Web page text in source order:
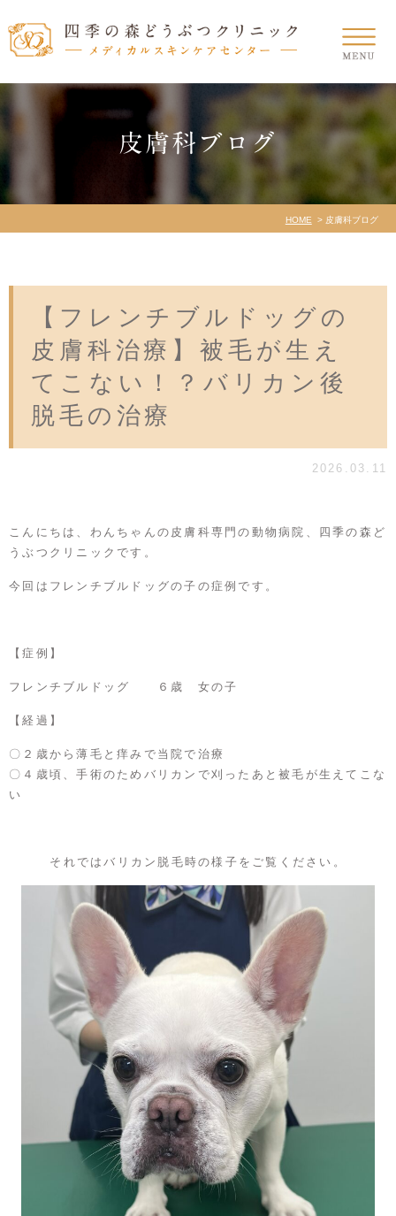
皮膚科ブログ
HOME 皮膚科ブログ
【フレンチブルドッグの
皮膚科治療】被毛が生え
てこない！？バリカン後
脱毛の治療
2026.03.11
こんにちは、わんちゃんの皮膚科専門の動物病院、四季の森ど
うぶつクリニックです。
今回はフレンチブルドッグの子の症例です。
【症例】
フレンチブルドッグ ６歳 女の子
【経過】
〇２歳から薄毛と痒みで当院で治療
〇４歳頃、手術のためバリカンで刈ったあと被毛が生えてこな
い
それではバリカン脱毛時の様子をご覧ください。